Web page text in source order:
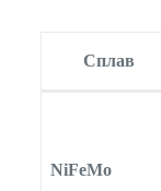
Сплав
NiFeMo